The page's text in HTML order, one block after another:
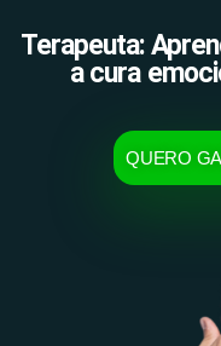
Terapeuta:
a cura
QUERO